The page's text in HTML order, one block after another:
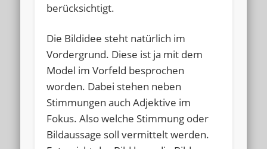
berücksichtigt.
Die Bildidee steht natürlich im
Vordergrund. Diese ist ja mit dem
Model im Vorfeld besprochen
worden. Dabei stehen neben
Stimmungen auch Adjektive im
Fokus. Also welche Stimmung oder
Bildaussage soll vermittelt werden.